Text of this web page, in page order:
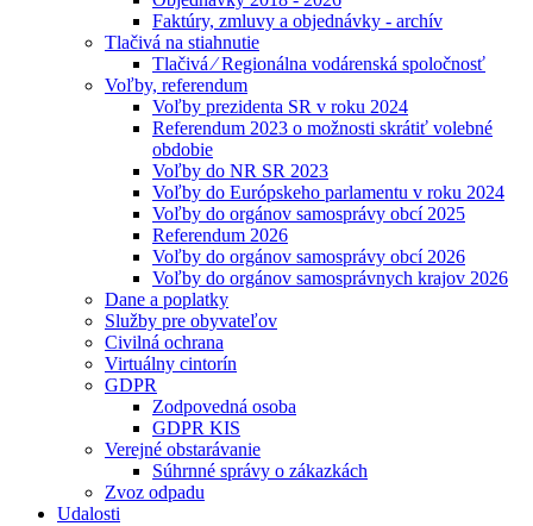
Faktúry, zmluvy a objednávky - archív
Tlačivá na stiahnutie
Tlačivá ⁄ Regionálna vodárenská spoločnosť
Voľby, referendum
Voľby prezidenta SR v roku 2024
Referendum 2023 o možnosti skrátiť volebné
obdobie
Voľby do NR SR 2023
Voľby do Európskeho parlamentu v roku 2024
Voľby do orgánov samosprávy obcí 2025
Referendum 2026
Voľby do orgánov samosprávy obcí 2026
Voľby do orgánov samosprávnych krajov 2026
Dane a poplatky
Služby pre obyvateľov
Civilná ochrana
Virtuálny cintorín
GDPR
Zodpovedná osoba
GDPR KIS
Verejné obstarávanie
Súhrnné správy o zákazkách
Zvoz odpadu
Udalosti